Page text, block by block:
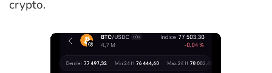
crypto.